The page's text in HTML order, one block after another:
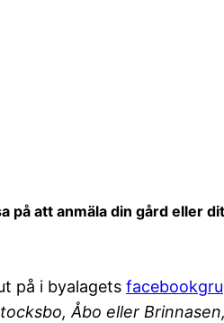
på att anmäla din gård eller
på i byalagets
Åbo eller